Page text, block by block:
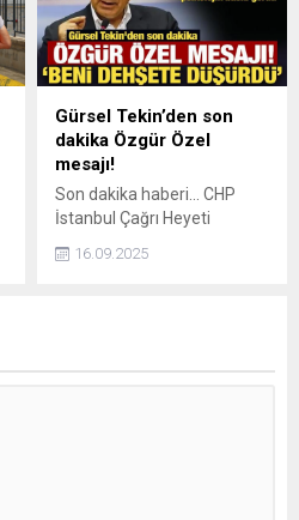
dikkat çekti.
Gürsel Tekin’den son
dakika Özgür Özel
mesajı!
Son dakika haberi... CHP
İstanbul Çağrı Heyeti
Çelik ve onlara yakın
16.09.2025